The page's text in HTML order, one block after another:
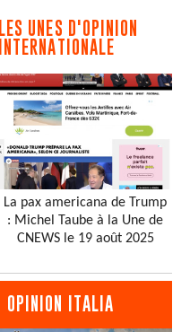
LES UNES D'OPINION
INTERNATIONALE
La pax americana de Trump
: Michel Taube à la Une de
CNEWS le 19 août 2025
OPINION ITALIA